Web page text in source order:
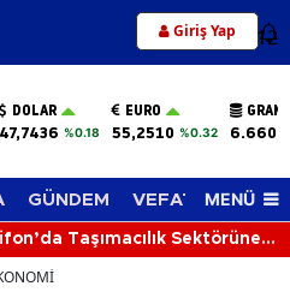
Giriş Yap 12
DOLAR
47,7436 %0.18
EURO
55,2510 %0.32
GÜNDEM VEFAT EDENLER
MENÜ
Taşımacılık Sektörüne